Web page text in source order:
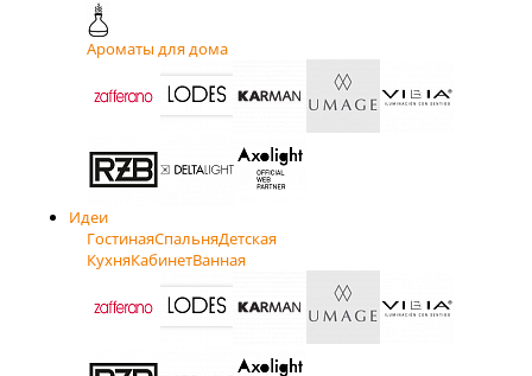
Ароматы для дома
Идеи
ГостинаяСпальняДетская
КухняКабинетВанная